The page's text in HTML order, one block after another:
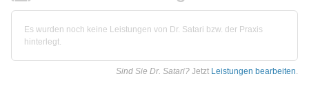
Es wurden noch keine Leistungen von Dr. Satari bzw. der Praxis
hinterlegt.
Sind Sie Dr. Satari? Jetzt Leistungen bearbeiten.